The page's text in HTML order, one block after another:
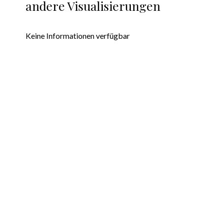
andere Visualisierungen
Keine Informationen verfügbar